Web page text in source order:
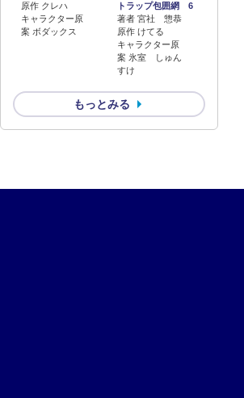
原作 クレハ
キャラクター原
案 ボダックス
トラップ包囲網 6
著者 宮社 惣恭
原作 けてる
キャラクター原
案 氷室 しゅん
すけ
もっとみる